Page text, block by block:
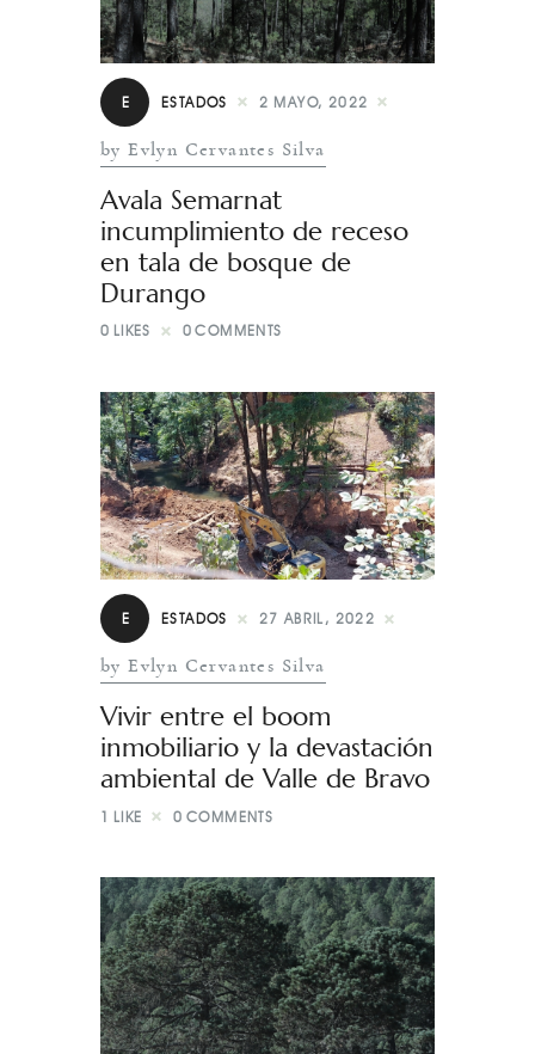
E ESTADOS 2 MAYO, 2022
by Evlyn Cervantes Silva
Avala Semarnat
incumplimiento de receso
en tala de bosque de
Durango
0 LIKES 0 COMMENTS
E ESTADOS 27 ABRIL, 2022
by Evlyn Cervantes Silva
Vivir entre el boom
inmobiliario y la devastación
ambiental de Valle de Bravo
1 LIKE 0 COMMENTS